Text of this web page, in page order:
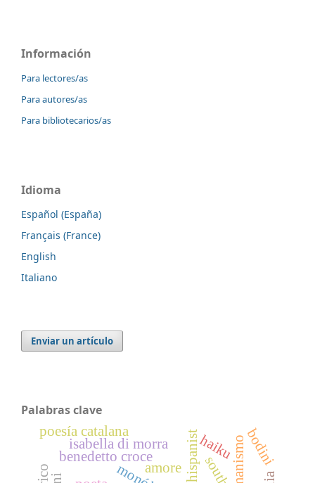
Información
Para lectores/as
Para autores/as
Para bibliotecarios/as
Idioma
Español (España)
Français (France)
English
Italiano
Enviar un artículo
Palabras clave
benedetto croce
isabella di morra
south
hispanisthaiku
poesía catalana bodini
amore